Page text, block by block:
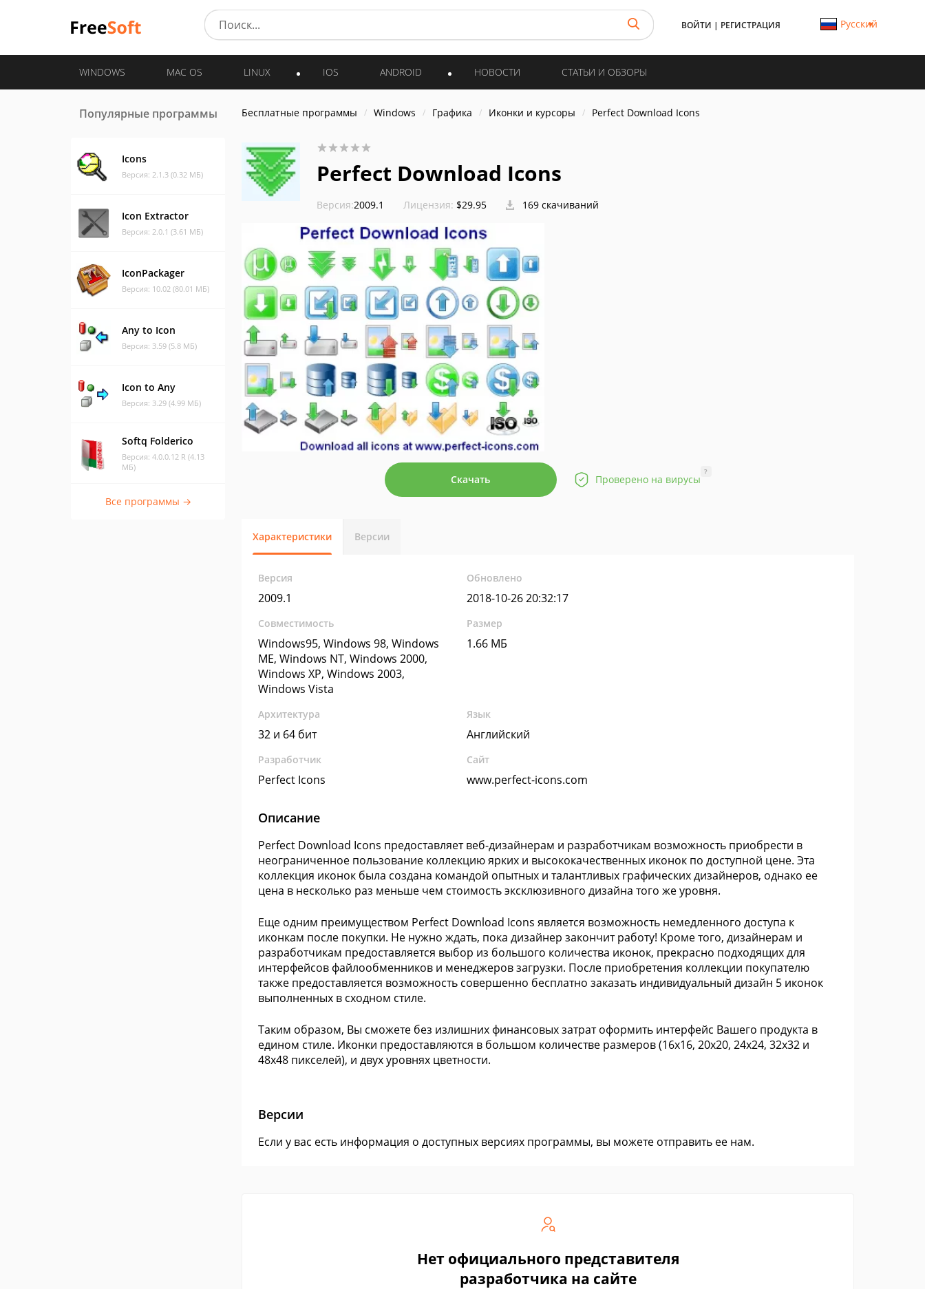
ВОЙТИ | РЕГИСТРАЦИЯ Русский
WINDOWS MAC OS LINUX IOS ANDROID НОВОСТИ СТАТЬИ И ОБЗОРЫ
Популярные программы
Icons
Версия: 2.1.3 (0.32 МБ)
Icon Extractor
Версия: 2.0.1 (3.61 МБ)
IconPackager
Версия: 10.02 (80.01 МБ)
Any to Icon
Версия: 3.59 (5.8 МБ)
Icon to Any
Версия: 3.29 (4.99 МБ)
Softq Folderico
Версия: 4.0.0.12 R (4.13
МБ)
Все программы →
Бесплатные программы Windows Графика Иконки и курсоры Perfect Download Icons
Perfect Download Icons
Версия:2009.1 Лицензия: $29.95 169 скачиваний
Скачать Проверено на вирусы
?
Характеристики Версии
Версия
2009.1
Обновлено
2018-10-26 20:32:17
Совместимость
Windows95, Windows 98, Windows
ME, Windows NT, Windows 2000,
Windows XP, Windows 2003,
Windows Vista
Размер
1.66 МБ
Архитектура
32 и 64 бит
Язык
Английский
Разработчик
Perfect Icons
Сайт
www.perfect-icons.com
Описание
Perfect Download Icons предоставляет веб-дизайнерам и разработчикам возможность приобрести в
неограниченное пользование коллекцию ярких и высококачественных иконок по доступной цене. Эта
коллекция иконок была создана командой опытных и талантливых графических дизайнеров, однако ее
цена в несколько раз меньше чем стоимость эксклюзивного дизайна того же уровня.
Еще одним преимуществом Perfect Download Icons является возможность немедленного доступа к
иконкам после покупки. Не нужно ждать, пока дизайнер закончит работу! Кроме того, дизайнерам и
разработчикам предоставляется выбор из большого количества иконок, прекрасно подходящих для
интерфейсов файлообменников и менеджеров загрузки. После приобретения коллекции покупателю
также предоставляется возможность совершенно бесплатно заказать индивидуальный дизайн 5 иконок
выполненных в сходном стиле.
Таким образом, Вы сможете без излишних финансовых затрат оформить интерфейс Вашего продукта в
едином стиле. Иконки предоставляются в большом количестве размеров (16x16, 20x20, 24x24, 32x32 и
48x48 пикселей), и двух уровнях цветности.
Версии
Если у вас есть информация о доступных версиях программы, вы можете отправить ее нам.
Нет официального представителя
разработчика на сайте